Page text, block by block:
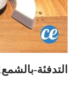
التدفئة-بالشمع11